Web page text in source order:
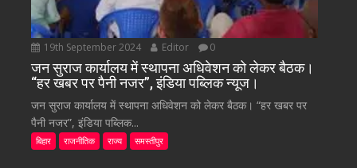
19th September 2024 Editor 0
जन सुराज कार्यालय में स्थापना अधिवेशन को लेकर बैठक।
“हर खबर पर पैनी नजर”, इंडिया पब्लिक न्यूज।
जन सुराज कार्यालय में स्थापना अधिवेशन को लेकर बैठक। “हर खबर पर
पैनी नजर”, इंडिया पब्लिक...
बिहार राजनीतिक राज्य समस्तीपुर